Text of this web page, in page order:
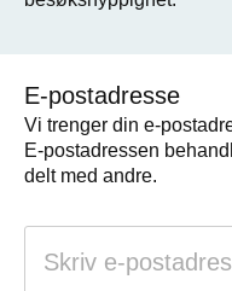
E-postadresse
Vi trenger din e-
E-postadressen
delt med andre.